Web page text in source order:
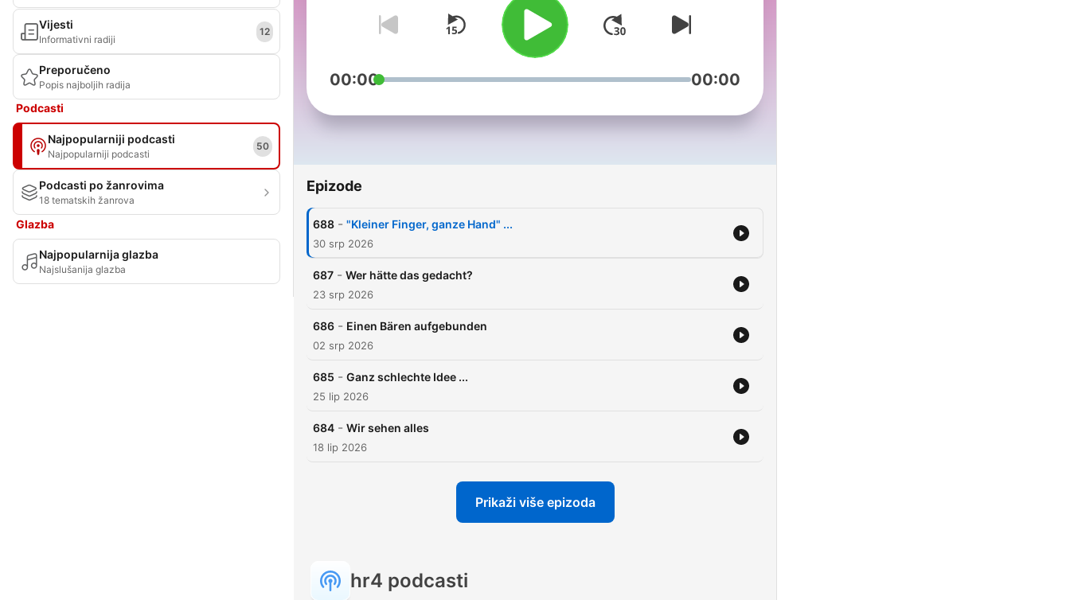
Vijesti
Informativni radiji
12
Preporučeno
Popis najboljih radija
Podcasti
Najpopularniji podcasti
Najpopularniji podcasti
50
Podcasti po žanrovima
18 tematskih žanrova
Glazba
Najpopularnija glazba
Najslušanija glazba
00:00 00:00
Epizode
688 - "Kleiner Finger, ganze Hand" ...
30 srp 2026
687 - Wer hätte das gedacht?
23 srp 2026
686 - Einen Bären aufgebunden
02 srp 2026
685 - Ganz schlechte Idee ...
25 lip 2026
684 - Wir sehen alles
18 lip 2026
Prikaži više epizoda
hr4 podcasti